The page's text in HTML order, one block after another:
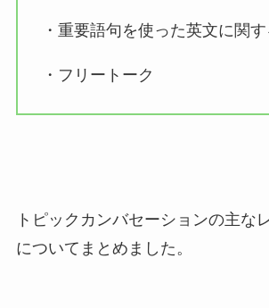
・重要語句を使った英文に関
・フリートーク
トピックカンバセーションの主な
についてまとめました。